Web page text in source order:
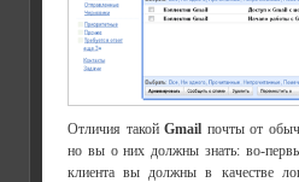
Отличия такойGmail почты от
но вы о них должны знать: во-
клиента вы должны в качестве